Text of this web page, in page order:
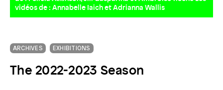
vidéos de : Annabelle Iaich et Adrianna Wallis
ARCHIVES EXHIBITIONS
The 2022-2023 Season